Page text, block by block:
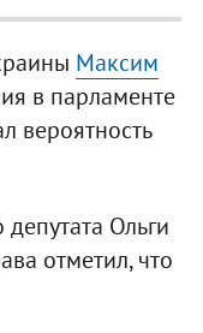
Максим
в парламенте
вероятность
Ольги
отметил, что